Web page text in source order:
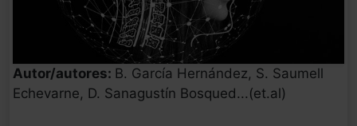
Autor/autores: B. García Hernández, S. Saumell
Echevarne, D. Sanagustín Bosqued...(et.al)